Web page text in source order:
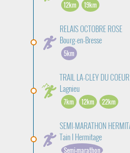
12km 19km
RELAIS OCTOBRE ROSE
Bourg-en-Bresse
5km
TRAIL LA-CLEY DU COEUR
Lagnieu
7km 12km 22km
SEMI-MARATHON
Tain l Hermitage
Semi-marathon